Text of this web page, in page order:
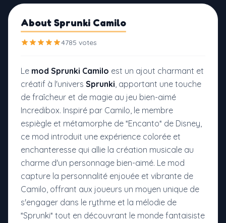
About Sprunki Camilo
4785 votes
Le mod Sprunki Camilo est un ajout charmant et
créatif à l'univers Sprunki, apportant une touche
de fraîcheur et de magie au jeu bien-aimé
Incredibox. Inspiré par Camilo, le membre
espiègle et métamorphe de *Encanto* de Disney,
ce mod introduit une expérience colorée et
enchanteresse qui allie la création musicale au
charme d'un personnage bien-aimé. Le mod
capture la personnalité enjouée et vibrante de
Camilo, offrant aux joueurs un moyen unique de
s'engager dans le rythme et la mélodie de
*Sprunki* tout en découvrant le monde fantaisiste